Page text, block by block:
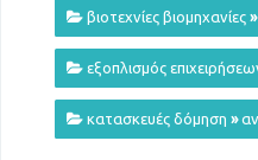
βιοτεχνίες βιομηχανίες »
εξοπλισμός
κατασκευές δόμηση »